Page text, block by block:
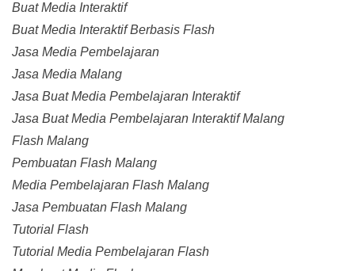
Buat Media Interaktif
Buat Media Interaktif Berbasis Flash
Jasa Media Pembelajaran
Jasa Media Malang
Jasa Buat Media Pembelajaran Interaktif
Jasa Buat Media Pembelajaran Interaktif Malang
Flash Malang
Pembuatan Flash Malang
Media Pembelajaran Flash Malang
Jasa Pembuatan Flash Malang
Tutorial Flash
Tutorial Media Pembelajaran Flash